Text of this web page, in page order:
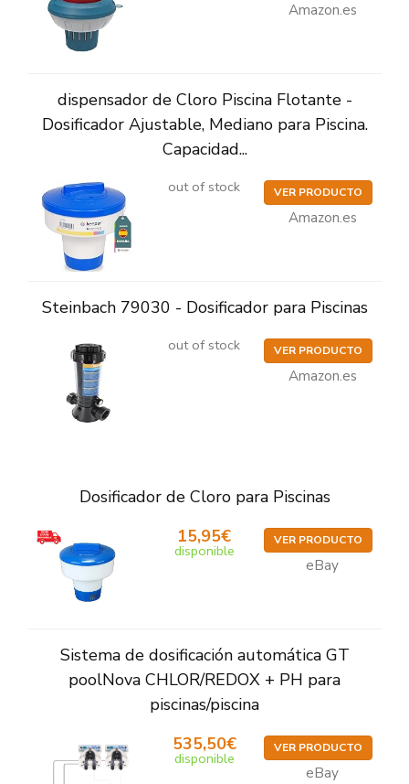
Amazon.es
dispensador de Cloro Piscina Flotante -
Dosificador Ajustable, Mediano para Piscina.
Capacidad...
out of stock VER PRODUCTO
Amazon.es
Steinbach 79030 - Dosificador para Piscinas
out of stock VER PRODUCTO
Amazon.es
Dosificador de Cloro para Piscinas
15,95€
disponible
VER PRODUCTO
eBay
Sistema de dosificación automática GT
poolNova CHLOR/REDOX + PH para
piscinas/piscina
535,50€
disponible
VER PRODUCTO
eBay